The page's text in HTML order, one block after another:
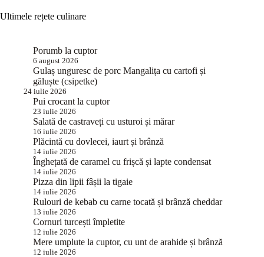
Ultimele rețete culinare
Porumb la cuptor
6 august 2026
Gulaș unguresc de porc Mangalița cu cartofi și
găluște (csipetke)
24 iulie 2026
Pui crocant la cuptor
23 iulie 2026
Salată de castraveți cu usturoi și mărar
16 iulie 2026
Plăcintă cu dovlecei, iaurt și brânză
14 iulie 2026
Înghețată de caramel cu frișcă și lapte condensat
14 iulie 2026
Pizza din lipii fâșii la tigaie
14 iulie 2026
Rulouri de kebab cu carne tocată și brânză cheddar
13 iulie 2026
Cornuri turcești împletite
12 iulie 2026
Mere umplute la cuptor, cu unt de arahide și brânză
12 iulie 2026